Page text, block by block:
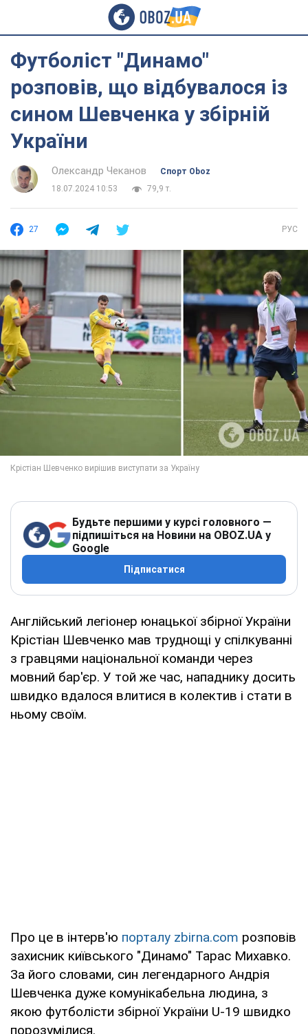
Футболіст "Динамо"
розповів, що відбувалося із
сином Шевченка у збірній
України
Олександр Чеканов
Спорт Oboz
18.07.2024 10:53
79,9 т.
27 РУС
Будьте першими у курсі головного —
підпишіться на Новини на OBOZ.UA у
Google
Підписатися
Англійський легіонер юнацької збірної України
Крістіан Шевченко мав труднощі у спілкуванні
з гравцями національної команди через
мовний бар'єр. У той же час, нападнику досить
швидко вдалося влитися в колектив і стати в
ньому своїм.
Про це в інтерв'ю порталу zbirna.com розповів
захисник київського "Динамо" Тарас Михавко.
За його словами, син легендарного Андрія
Шевченка дуже комунікабельна людина, з
якою футболісти збірної України U-19 швидко
порозумілися.